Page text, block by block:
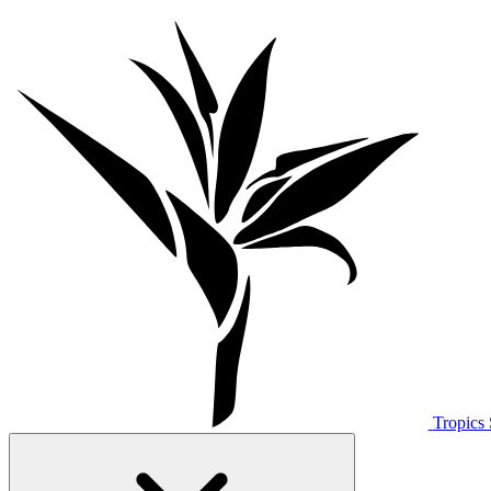
Tropics